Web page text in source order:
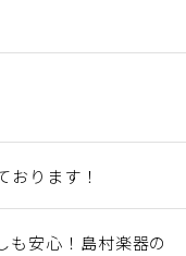
おります！
も安心！島村楽器の